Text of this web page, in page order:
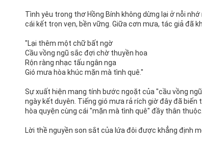
Tình yêu trong thơ Hồng Bính không dừng lại ở nỗi
cái kết trọn vẹn, bền vững. Giữa cơn mưa, tác giả đã
"Lại thêm một chữ bất ngờ
Cầu vồng ngũ sắc đợi chờ thuyền hoa
Rộn ràng nhạc tấu ngân nga
Gió mưa hòa khúc mặn mà tình quê."
Sự xuất hiện mang tính bước ngoặt của "cầu vồng
ngày kết duyên. Tiếng gió mưa rả rích giờ đây đã
hòa quyện cùng cái "mặn mà tình quê" đầy thân thuộc.
Lời thề nguyền son sắt của lứa đôi được khẳng định